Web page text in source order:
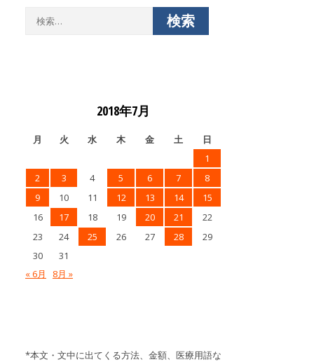
2018年7月
月 火 水 木 金 土
日
1
2
3 4 5 6 7
8
9
10 11 12 13 14
15
16
17 18 19 20 21
22
23
24 25 26 27 28
29
30
31
« 6月
8月 »
*本文・文中に出てくる方法、金額、医療用語な